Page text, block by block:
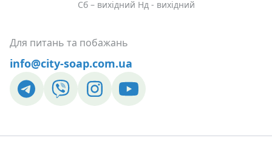
Сб – вихідний Нд - вихідний
Для питань та побажань
info@city-soap.com.ua